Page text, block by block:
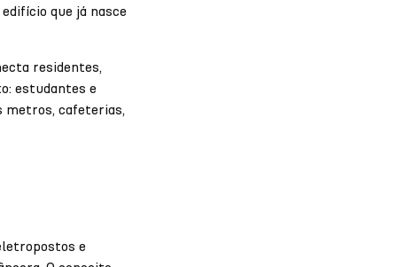
que já nasce
residentes,
estudantes e
metros, cafeterias,
e